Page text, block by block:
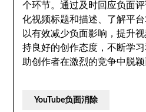
个环节。通过及时回应负面
化视频标题和描述、了解平
以有效减少负面影响，提升
持良好的创作态度，不断学
助创作者在激烈的竞争中脱颖
YouTube负面消除